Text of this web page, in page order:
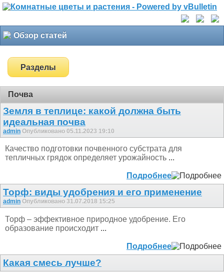
Обзор статей
Разделы
Почва
Земля в теплице: какой должна быть
идеальная почва
admin Опубликовано 05.11.2023 19:10
Качество подготовки почвенного субстрата для
тепличных грядок определяет урожайность ...
Подробнее
Торф: виды удобрения и его применение
admin Опубликовано 31.07.2018 15:25
Торф – эффективное природное удобрение. Его
образование происходит ...
Подробнее
Какая смесь лучше?